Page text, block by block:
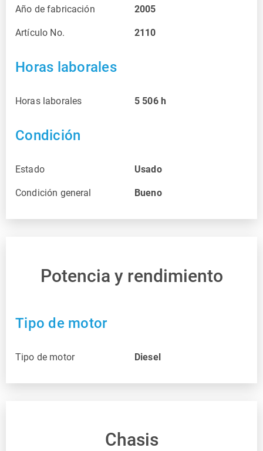
Año de fabricación 2005
Artículo No. 2110
Horas laborales
Horas laborales 5 506 h
Condición
Estado Usado
Condición general Bueno
Potencia y rendimiento
Tipo de motor
Tipo de motor Diesel
Chasis